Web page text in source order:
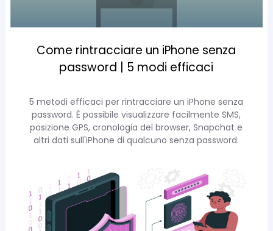
Come rintracciare un iPhone senza
password | 5 modi efficaci
5 metodi efficaci per rintracciare un iPhone senza
password. È possibile visualizzare facilmente SMS,
posizione GPS, cronologia del browser, Snapchat e
altri dati sull'iPhone di qualcuno senza password.